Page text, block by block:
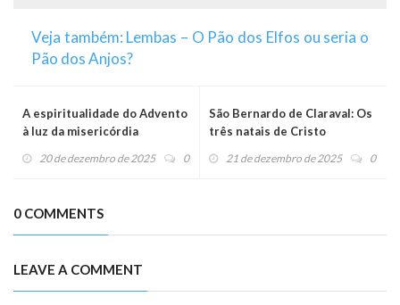
Veja também: Lembas – O Pão dos Elfos ou seria o
Pão dos Anjos?
A espiritualidade do Advento
à luz da misericórdia
20 de dezembro de 2025 0
São Bernardo de Claraval: Os
três natais de Cristo
21 de dezembro de 2025 0
0 COMMENTS
LEAVE A COMMENT